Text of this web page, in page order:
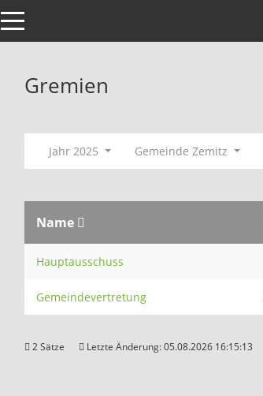
Toggle navigation
Gremien
Jahr 2025 Gemeinde Zemitz
Name
Hauptausschuss
Gemeindevertretung
2 Sätze Letzte Änderung: 05.08.2026 16:15:13